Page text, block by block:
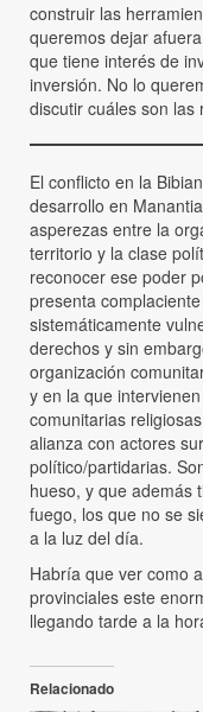
construir las
queremos dejar
que tiene interés de
inversión. No lo
discutir cuáles son las
El conflicto en la
desarrollo en
asperezas entre la
territorio y la clase
reconocer ese poder
presenta
sistemáticamente
derechos y sin
organización
y en la que
comunitarias
alianza con actores
político/partidarias.
hueso, y que además
fuego, los que no se
a la luz del día.
Habría que ver como
provinciales este
llegando tarde a la
Relacionado